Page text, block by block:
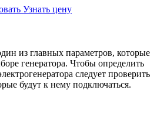
Узнать цену
из главных параметров, которые
генератора. Чтобы определить
следует проверить
будут к нему подключаться.